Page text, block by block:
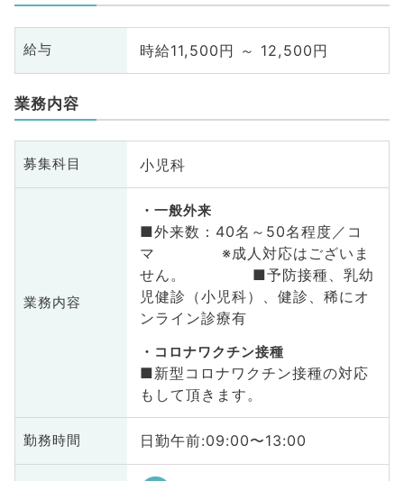
給与 時給11,500円 ～ 12,500円
業務内容
募集科目 小児科
業務内容
一般外来
■外来数：40名～50名程度／コ
マ ※成人対応はございま
せん。 ■予防接種、乳幼
児健診（小児科）、健診、稀にオ
ンライン診療有
コロナワクチン接種
■新型コロナワクチン接種の対応
もして頂きます。
勤務時間 日勤午前:09:00〜13:00